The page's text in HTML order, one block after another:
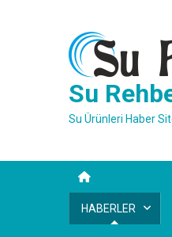
Su
Su Ürünleri Haber
HABERLER